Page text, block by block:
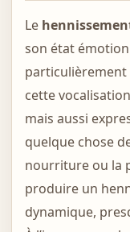
Le
son état
cette
mais aussi
quelque chose
nourriture ou la
produire un
dynamique,